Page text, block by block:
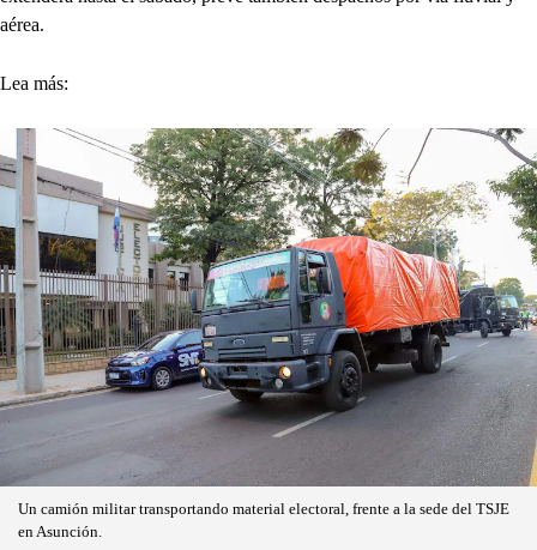
aérea.
Lea más:
Un camión militar transportando material electoral, frente a la sede del TSJE
en Asunción.